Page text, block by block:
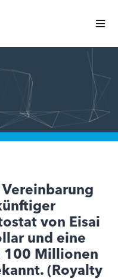
von Eisai
und eine
100 Millionen
(Royalty